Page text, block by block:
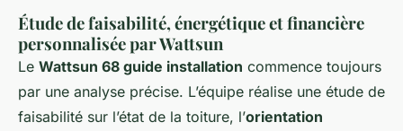
Étude de faisabilité, énergétique et financière
personnalisée par Wattsun
Le Wattsun 68 guide installation commence toujours
par une analyse précise. L’équipe réalise une étude de
faisabilité sur l’état de la toiture, l’orientation